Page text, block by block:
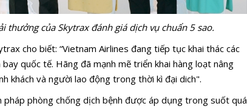
thưởng của Skytrax đánh giá dịch vụ chuẩn 5 sao.
cho biết: “Vietnam Airlines đang tiếp tục khai thác các
quốc tế. Hãng đã mạnh mẽ triển khai hàng loạt nâng
khách và người lao động trong thời kì đại dich".
pháp phòng chống dịch bệnh được áp dụng trong suốt quá